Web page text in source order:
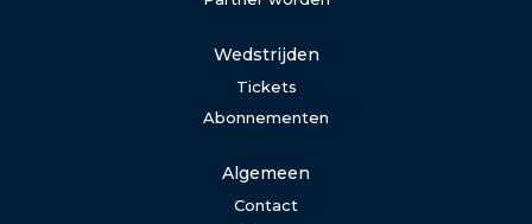
Wedstrijden
Tickets
Abonnementen
Algemeen
Contact